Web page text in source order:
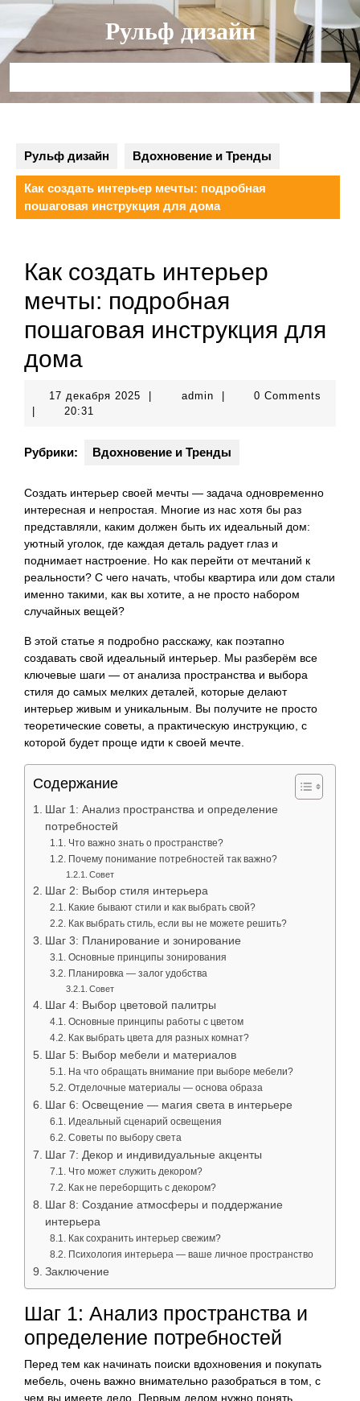
Перейти
содержимому
Рульф дизайн
Рульф дизайн Вдохновение и Тренды
Как создать интерьер мечты: подробная
пошаговая инструкция для дома
Как создать интерьер
мечты: подробная
пошаговая инструкция для
дома
17 декабря 2025 17
adminadmin
0 Comments
20:31
Рубрики: Вдохновение и Тренды
Создать интерьер своей мечты — задача одновременно
интересная и непростая. Многие из нас хотя бы раз
представляли, каким должен быть их идеальный дом:
уютный уголок, где каждая деталь радует глаз и
поднимает настроение. Но как перейти от мечтаний к
реальности? С чего начать, чтобы квартира или дом стали
именно такими, как вы хотите, а не просто набором
случайных вещей?
В этой статье я подробно расскажу, как поэтапно
создавать свой идеальный интерьер. Мы разберём все
ключевые шаги — от анализа пространства и выбора
стиля до самых мелких деталей, которые делают
интерьер живым и уникальным. Вы получите не просто
теоретические советы, а практическую инструкцию, с
которой будет проще идти к своей мечте.
Содержание
Шаг 1: Анализ пространства и определение
потребностей
Что важно знать о пространстве?
Почему понимание потребностей так важно?
Совет
Шаг 2: Выбор стиля интерьера
Какие бывают стили и как выбрать свой?
Как выбрать стиль, если вы не можете решить?
Шаг 3: Планирование и зонирование
Основные принципы зонирования
Планировка — залог удобства
Совет
Шаг 4: Выбор цветовой палитры
Основные принципы работы с цветом
Как выбрать цвета для разных комнат?
Шаг 5: Выбор мебели и материалов
На что обращать внимание при выборе мебели?
Отделочные материалы — основа образа
Шаг 6: Освещение — магия света в интерьере
Идеальный сценарий освещения
Советы по выбору света
Шаг 7: Декор и индивидуальные акценты
Что может служить декором?
Как не переборщить с декором?
Шаг 8: Создание атмосферы и поддержание
интерьера
Как сохранить интерьер свежим?
Психология интерьера — ваше личное пространство
Заключение
Шаг 1: Анализ пространства и
определение потребностей
Перед тем как начинать поиски вдохновения и покупать
мебель, очень важно внимательно разобраться в том, с
чем вы имеете дело. Первым делом нужно понять